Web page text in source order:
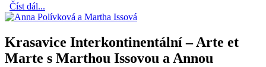
Číst dál...
Krasavice Interkontinentální – Arte et
Marte s Marthou Issovou a Annou